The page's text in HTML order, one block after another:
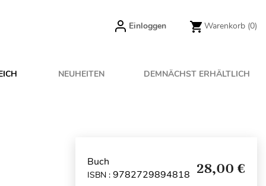
Einloggen Warenkorb (0)
NEUHEITEN DEMNÄCHST ERHÄLTLICH
Buch
ISBN : 9782729894818 28,00 €